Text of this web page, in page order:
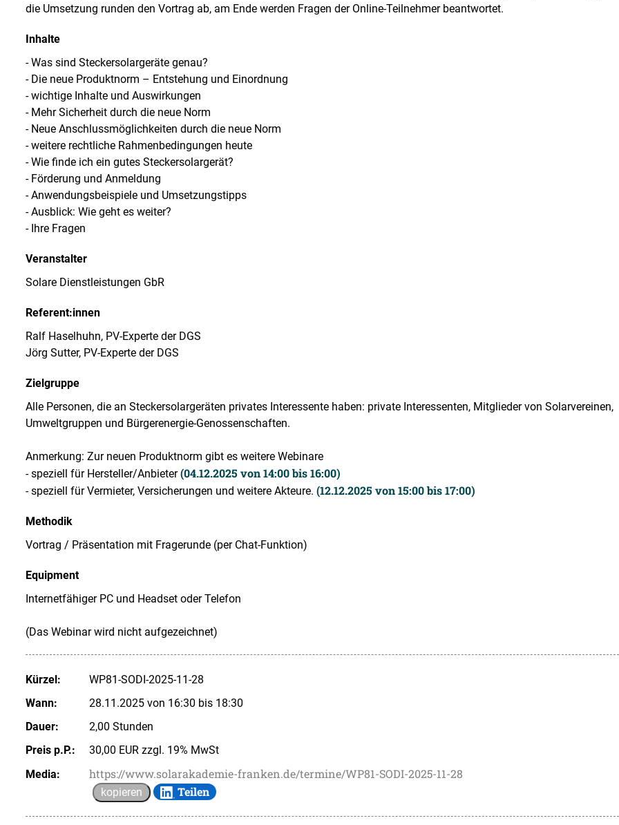
die Umsetzung runden den Vortrag ab, am Ende werden Fragen der Online-Teilnehmer beantwortet.
Inhalte
- Was sind Steckersolargeräte genau?
- Die neue Produktnorm – Entstehung und Einordnung
- wichtige Inhalte und Auswirkungen
- Mehr Sicherheit durch die neue Norm
- Neue Anschlussmöglichkeiten durch die neue Norm
- weitere rechtliche Rahmenbedingungen heute
- Wie finde ich ein gutes Steckersolargerät?
- Förderung und Anmeldung
- Anwendungsbeispiele und Umsetzungstipps
- Ausblick: Wie geht es weiter?
- Ihre Fragen
Veranstalter
Solare Dienstleistungen GbR
Referent:innen
Ralf Haselhuhn, PV-Experte der DGS
Jörg Sutter, PV-Experte der DGS
Zielgruppe
Alle Personen, die an Steckersolargeräten privates Interessente haben: private Interessenten, Mitglieder von Solarvereinen,
Umweltgruppen und Bürgerenergie-Genossenschaften.
Anmerkung: Zur neuen Produktnorm gibt es weitere Webinare
- speziell für Hersteller/Anbieter(04.12.2025 von 14:00 bis 16:00)
- speziell für Vermieter, Versicherungen und weitere Akteure. (12.12.2025 von 15:00 bis 17:00)
Methodik
Vortrag / Präsentation mit Fragerunde (per Chat-Funktion)
Equipment
Internetfähiger PC und Headset oder Telefon
(Das Webinar wird nicht aufgezeichnet)
Kürzel:
WP81-SODI-2025-11-28
Wann:
28.11.2025 von 16:30 bis 18:30
Dauer:
2,00 Stunden
Preis p.P.:
30,00 EUR zzgl. 19% MwSt
Media:
https://www.solarakademie-franken.de/termine/WP81-SODI-2025-11-28
kopieren Teilen